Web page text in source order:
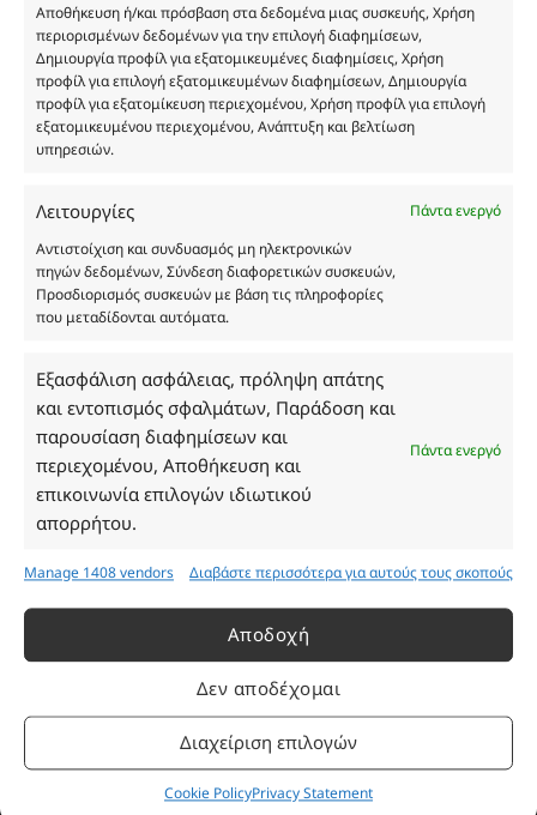
Αποθήκευση ή/και πρόσβαση στα δεδομένα μιας συσκευής, Χρήση
περιορισμένων δεδομένων για την επιλογή διαφημίσεων,
Δημιουργία προφίλ για εξατομικευμένες διαφημίσεις, Χρήση
προφίλ για επιλογή εξατομικευμένων διαφημίσεων, Δημιουργία
προφίλ για εξατομίκευση περιεχομένου, Χρήση προφίλ για επιλογή
εξατομικευμένου περιεχομένου, Ανάπτυξη και βελτίωση
υπηρεσιών.
Λειτουργίες
Πάντα ενεργό
Αντιστοίχιση και συνδυασμός μη ηλεκτρονικών
πηγών δεδομένων, Σύνδεση διαφορετικών συσκευών,
Προσδιορισμός συσκευών με βάση τις πληροφορίες
που μεταδίδονται αυτόματα.
Εξασφάλιση ασφάλειας, πρόληψη απάτης
και εντοπισμός σφαλμάτων, Παράδοση και
παρουσίαση διαφημίσεων και
περιεχομένου, Αποθήκευση και
επικοινωνία επιλογών ιδιωτικού
απορρήτου.
Πάντα ενεργό
Manage 1408 vendors Διαβάστε περισσότερα για αυτούς τους σκοπούς
Αποδοχή
Δεν αποδέχομαι
Διαχείριση επιλογών
Cookie PolicyPrivacy Statement
Eau de parfum
Τηλ. 2314 016010
ΑΦΜ 803285309
ΓΕΜΗ 193802504000
Ωράριο Καταστήματος
Δευτέρα: 08:30–16:30
Τρίτη: 08:30–16:30
Τετάρτη: 08:30–16:30
Πέμπτη: 08:30–16:30
Σάββατο - Κυριακή: Κλειστά
Πληροφορίες
Εταιρεία
Πρόγραμμα Ανταμοιβής